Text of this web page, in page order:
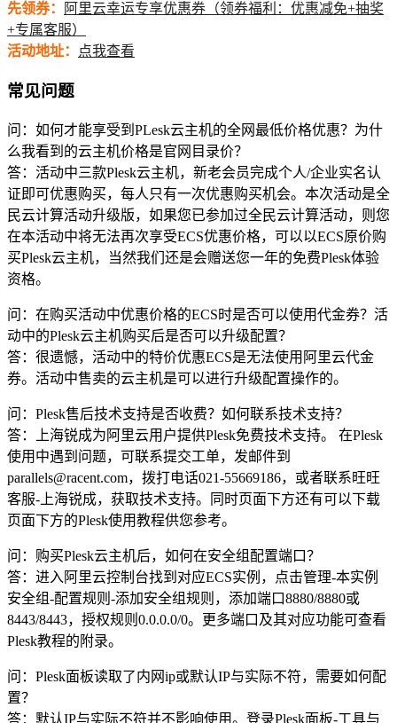
先领券：
阿里云幸运专享优惠券（领券福利：优惠减免+抽奖
+专属客服）
活动地址：
点我查看
常见问题
问：如何才能享受到PLesk云主机的全网最低价格优惠？为什
么我看到的云主机价格是官网目录价？
答：活动中三款Plesk云主机，新老会员完成个人/企业实名认
证即可优惠购买，每人只有一次优惠购买机会。本次活动是全
民云计算活动升级版，如果您已参加过全民云计算活动，则您
在本活动中将无法再次享受ECS优惠价格，可以以ECS原价购
买Plesk云主机，当然我们还是会赠送您一年的免费Plesk体验
资格。
问：在购买活动中优惠价格的ECS时是否可以使用代金券？活
动中的Plesk云主机购买后是否可以升级配置？
答：很遗憾，活动中的特价优惠ECS是无法使用阿里云代金
券。活动中售卖的云主机是可以进行升级配置操作的。
问：Plesk售后技术支持是否收费？如何联系技术支持？
答：上海锐成为阿里云用户提供Plesk免费技术支持。 在Plesk
使用中遇到问题，可联系提交工单，发邮件到
parallels@racent.com，拨打电话021-55669186，或者联系旺旺
客服-上海锐成，获取技术支持。同时页面下方还有可以下载
页面下方的Plesk使用教程供您参考。
问：购买Plesk云主机后，如何在安全组配置端口？
答：进入阿里云控制台找到对应ECS实例，点击管理-本实例
安全组-配置规则-添加安全组规则，添加端口8880/8880或
8443/8443，授权规则0.0.0.0/0。更多端口及其对应功能可查看
Plesk教程的附录。
问：Plesk面板读取了内网ip或默认IP与实际不符，需要如何配
置？
答：默认IP与实际不符并不影响使用。登录Plesk面板-工具与